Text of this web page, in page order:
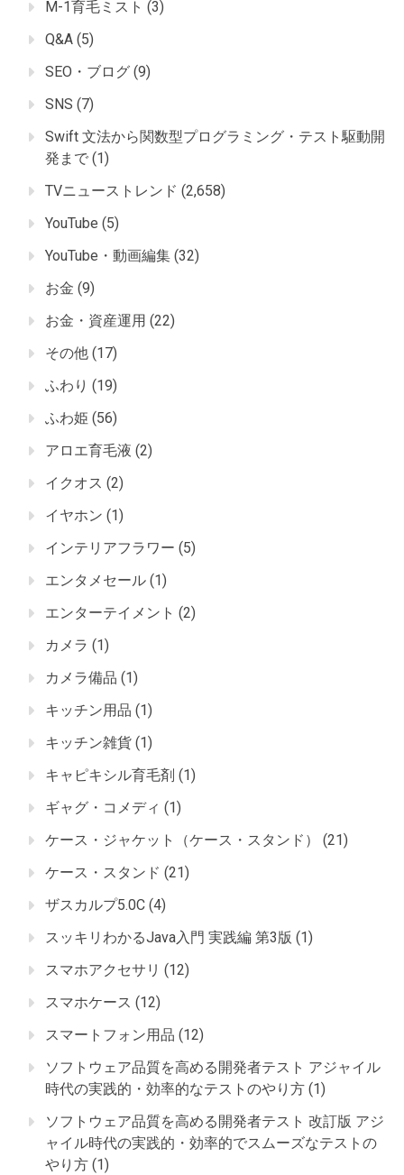
M-1育毛ミスト (3)
Q&A (5)
SEO・ブログ (9)
SNS (7)
Swift 文法から関数型プログラミング・テスト駆動開
発まで (1)
TVニューストレンド (2,658)
YouTube (5)
YouTube・動画編集 (32)
お金 (9)
お金・資産運用 (22)
その他 (17)
ふわり (19)
ふわ姫 (56)
アロエ育毛液 (2)
イクオス (2)
イヤホン (1)
インテリアフラワー (5)
エンタメセール (1)
エンターテイメント (2)
カメラ (1)
カメラ備品 (1)
キッチン用品 (1)
キッチン雑貨 (1)
キャピキシル育毛剤 (1)
ギャグ・コメディ (1)
ケース・ジャケット（ケース・スタンド）
(21)
ケース・スタンド (21)
ザスカルプ5.0C (4)
スッキリわかるJava入門 実践編 第3版 (1)
スマホアクセサリ (12)
スマホケース (12)
スマートフォン用品 (12)
ソフトウェア品質を高める開発者テスト アジャイル
時代の実践的・効率的なテストのやり方 (1)
ソフトウェア品質を高める開発者テスト 改訂版 アジ
ャイル時代の実践的・効率的でスムーズなテストの
やり方 (1)